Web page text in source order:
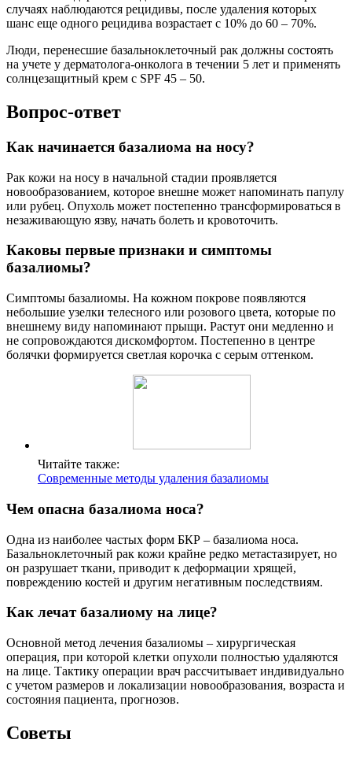
случаях наблюдаются рецидивы, после удаления которых
шанс еще одного рецидива возрастает с 10% до 60 – 70%.
Люди, перенесшие базальноклеточный рак должны состоять
на учете у дерматолога-онколога в течении 5 лет и применять
солнцезащитный крем с SPF 45 – 50.
Вопрос-ответ
Как начинается базалиома на носу?
Рак кожи на носу в начальной стадии проявляется
новообразованием, которое внешне может напоминать папулу
или рубец. Опухоль может постепенно трансформироваться в
незаживающую язву, начать болеть и кровоточить.
Каковы первые признаки и симптомы
базалиомы?
Симптомы базалиомы. На кожном покрове появляются
небольшие узелки телесного или розового цвета, которые по
внешнему виду напоминают прыщи. Растут они медленно и
не сопровождаются дискомфортом. Постепенно в центре
болячки формируется светлая корочка с серым оттенком.
Читайте также:
Современные методы удаления базалиомы
Чем опасна базалиома носа?
Одна из наиболее частых форм БКР – базалиома носа.
Базальноклеточный рак кожи крайне редко метастазирует, но
он разрушает ткани, приводит к деформации хрящей,
повреждению костей и другим негативным последствиям.
Как лечат базалиому на лице?
Основной метод лечения базалиомы – хирургическая
операция, при которой клетки опухоли полностью удаляются
на лице. Тактику операции врач рассчитывает индивидуально
с учетом размеров и локализации новообразования, возраста и
состояния пациента, прогнозов.
Советы